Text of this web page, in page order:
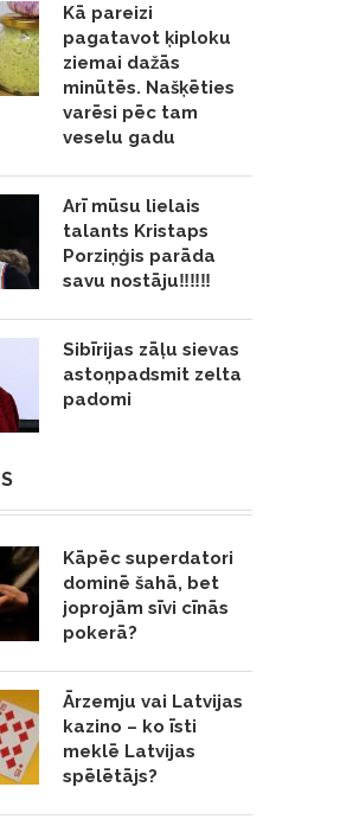
Kā pareizi
pagatavot ķiploku
ziemai dažās
minūtēs. Našķēties
varēsi pēc tam
veselu gadu
Arī mūsu lielais
talants Kristaps
Porziņģis parāda
savu nostāju‼️‼️‼️
Sibīrijas zāļu sievas
astoņpadsmit zelta
padomi
Kāpēc superdatori
dominē šahā, bet
joprojām sīvi cīnās
pokerā?
Ārzemju vai Latvijas
kazino – ko īsti
meklē Latvijas
spēlētājs?